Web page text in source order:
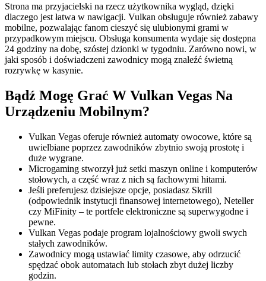
Strona ma przyjacielski na rzecz użytkownika wygląd, dzięki
dlaczego jest łatwa w nawigacji. Vulkan obsługuje również zabawy
mobilne, pozwalając fanom cieszyć się ulubionymi grami w
przypadkowym miejscu. Obsługa konsumenta wydaje się dostępna
24 godziny na dobę, szóstej dzionki w tygodniu. Zarówno nowi, w
jaki sposób i doświadczeni zawodnicy mogą znaleźć świetną
rozrywkę w kasynie.
Bądź Mogę Grać W Vulkan Vegas Na
Urządzeniu Mobilnym?
Vulkan Vegas oferuje również automaty owocowe, które są
uwielbiane poprzez zawodników zbytnio swoją prostotę i
duże wygrane.
Microgaming stworzył już setki maszyn online i komputerów
stołowych, a część wraz z nich są fachowymi hitami.
Jeśli preferujesz dzisiejsze opcje, posiadasz Skrill
(odpowiednik instytucji finansowej internetowego), Neteller
czy MiFinity – te portfele elektroniczne są superwygodne i
pewne.
Vulkan Vegas podaje program lojalnościowy gwoli swych
stałych zawodników.
Zawodnicy mogą ustawiać limity czasowe, aby odrzucić
spędzać obok automatach lub stołach zbyt dużej liczby
godzin.